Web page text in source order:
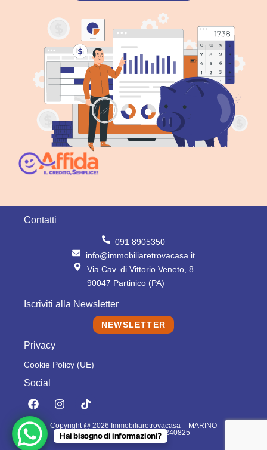
Contatti
091 8905350
info@immobiliaretrovacasa.it
Via Cav. di Vittorio Veneto, 8
90047 Partinico (PA)
Iscriviti alla Newsletter
NEWSLETTER
Privacy
Cookie Policy (UE)
Social
F
a
c
e
b
I
n
t
a
T
i
k
t
o
Copyright @ 2026 Immobiliaretrovacasa – MARINO
DOMENICO – P.IVA: 06796240825
Hai bisogno di informazioni?